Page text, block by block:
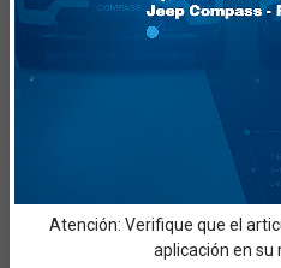
Radiador
Atención: Verifique que el
aplicación en su